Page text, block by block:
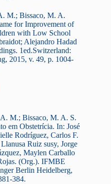
M.; Bissaco, M. A.
for Improvement of
with Low School
Alejandro Hadad
1ed.Switzerland:
2015, v. 49, p. 1004-
M.; Bissaco, M. A. S.
em Obstetrícia. In: José
Rodríguez, Carlos F.
Ruiz susy, Jorge
Maylen Carballo
(Org.). IFMBE
Berlin Heidelberg,
384.